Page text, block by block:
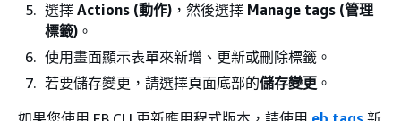
選擇 Actions (動作) ，然後選擇 Manage tags (管理
標籤) 。
使用畫面顯示表單來新增、更新或刪除標籤。
若要儲存變更，請選擇頁面底部的儲存變更 。